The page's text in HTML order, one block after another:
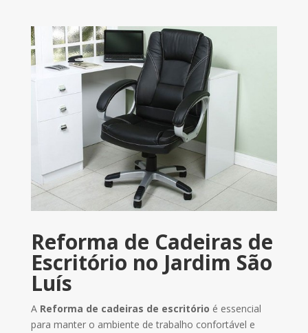
Reforma de Cadeiras de
Escritório no Jardim São
Luís
A Reforma de cadeiras de escritório é essencial
para manter o ambiente de trabalho confortável e